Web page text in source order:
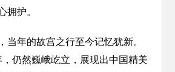
拥护。
当年的故宫之行至今记忆犹新。
，仍然巍峨屹立，展现出中国精美